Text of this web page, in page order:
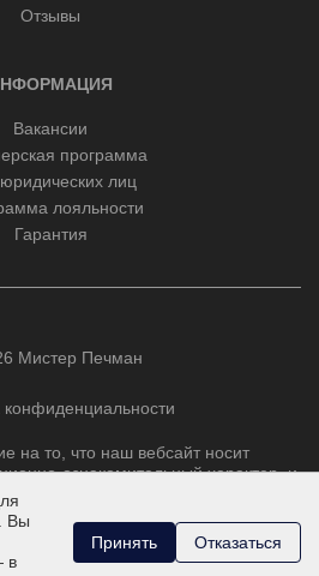
Отзывы
Вакансии
программа
лиц
лояльности
Гарантия
Мистер Печман
конфиденциальности
то, что наш вебсайт носит
ознакомительный характер, и
публичной офертой,
Статьи 437 Гражданского
Вы
в
Принять Отказаться